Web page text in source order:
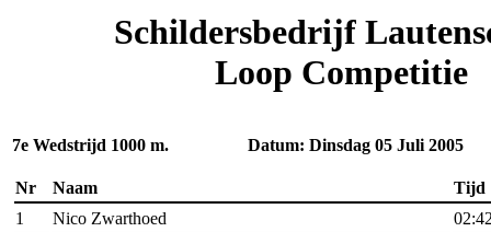
Schildersbedrijf
Loop Competitie
7e Wedstrijd 1000 m. Datum: Dinsdag 05 Juli 2005
Nr Naam
Tijd
1
Nico Zwarthoed